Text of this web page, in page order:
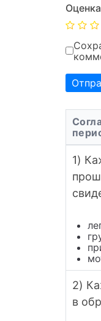
Оценка
1)
2)
в